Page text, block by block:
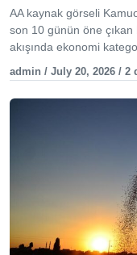
AA kaynak görseli
son 10 günün öne çıkan
akışında ekonomi
admin / July 20, 2026 / 2